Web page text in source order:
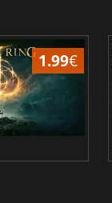
1.99€